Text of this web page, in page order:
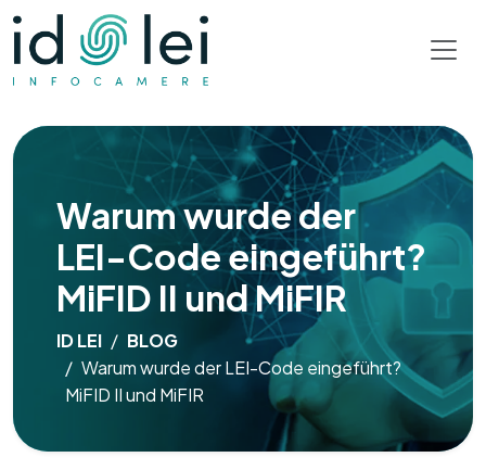
Warum wurde der
LEI-Code eingeführt?
MiFID II und MiFIR
ID LEI
BLOG
Warum wurde der LEI-Code eingeführt?
MiFID II und MiFIR